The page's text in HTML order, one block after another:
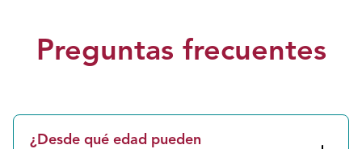
Preguntas frecuentes
¿Desde qué edad pueden